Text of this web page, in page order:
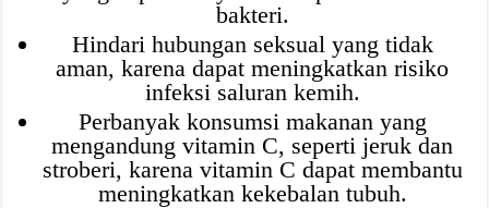
bakteri.
Hindari hubungan seksual yang tidak
aman, karena dapat meningkatkan risiko
infeksi saluran kemih.
Perbanyak konsumsi makanan yang
mengandung vitamin C, seperti jeruk dan
stroberi, karena vitamin C dapat membantu
meningkatkan kekebalan tubuh.